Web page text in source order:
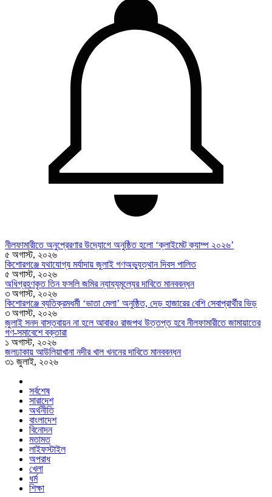
নীলফামারীতে অনুপ্রেরণার উদ্যোগে অনুষ্ঠিত হলো ‘ক্লাইমেট ক্যাম্প ২০২৬’
৫ অগাস্ট, ২০২৬
কিশোরগঞ্জে যথাযোগ্য মর্যাদায় জুলাই গণঅভ্যুত্থান দিবস পালিত
৫ অগাস্ট, ২০২৬
অধিগ্রহণকৃত তিন ফসলি জমির ন্যায্যমূল্যের দাবিতে মানববন্ধন
৩ অগাস্ট, ২০২৬
কিশোরগঞ্জে ব্যতিক্রমধর্মী ‘ভাতা মেলা’ অনুষ্ঠিত, দেড় হাজারের বেশি সেবাপ্রার্থীর ভিড়
৩ অগাস্ট, ২০২৬
জুলাই সনদ বাস্তবায়ন না হলে আবারও রাজপথ উত্তপ্ত হবে নীলফামারীতে জামায়াতের
গণ-সমাবেশে বক্তারা
১ অগাস্ট, ২০২৬
জলঢাকায় আউলিয়াখানা নদীর খাল খননের দাবিতে মানববন্ধন
৩১ জুলাই, ২০২৬
সর্বশেষ
সারাদেশ
অর্থনীতি
বাংলাদেশ
বিনোদন
মতামত
লাইফস্টাইল
অপরাধ
খেলা
ধর্ম
শিক্ষা